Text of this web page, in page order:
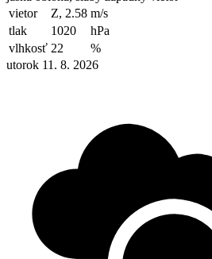
vietor
Z, 2.58 m/s
tlak
1020
hPa
vlhkosť 22
%
utorok 11. 8. 2026